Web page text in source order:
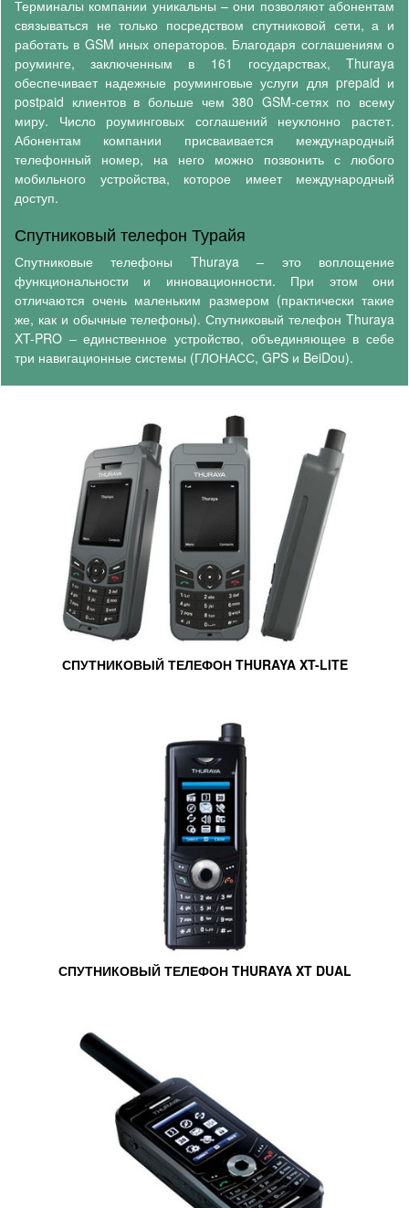
Терминалы компании уникальны – они позволяют абонентам
связываться не только посредством спутниковой сети, а и
работать в GSM иных операторов. Благодаря соглашениям о
роуминге, заключенным в 161 государствах, Thuraya
обеспечивает надежные роуминговые услуги для prepaid и
postpaid клиентов в больше чем 380 GSM-сетях по всему
миру. Число роуминговых соглашений неуклонно растет.
Абонентам компании присваивается международный
телефонный номер, на него можно позвонить с любого
мобильного устройства, которое имеет международный
доступ.
Спутниковый телефон Турайя
Спутниковые телефоны Thuraya – это воплощение
функциональности и инновационности. При этом они
отличаются очень маленьким размером (практически такие
же, как и обычные телефоны). Спутниковый телефон Thuraya
XT-PRO – единственное устройство, объединяющее в себе
три навигационные системы (ГЛОНАСС, GPS и BeiDou).
СПУТНИКОВЫЙ ТЕЛЕФОН THURAYA XT-LITE
СПУТНИКОВЫЙ ТЕЛЕФОН THURAYA XT DUAL